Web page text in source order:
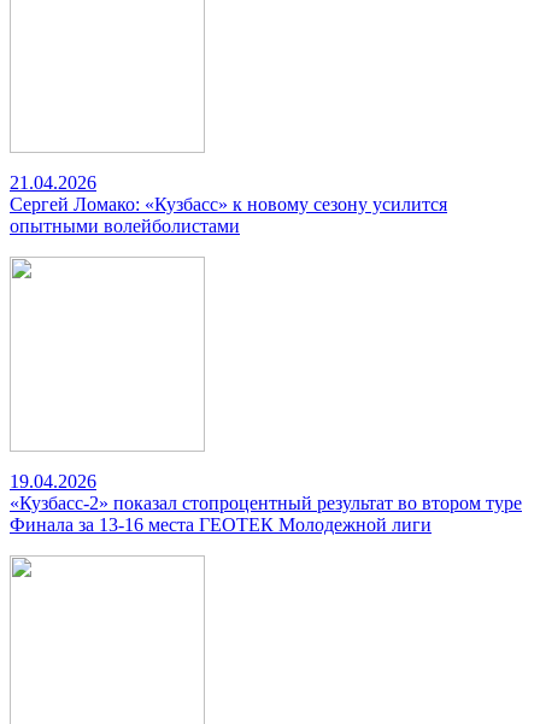
21.04.2026
Сергей Ломако: «Кузбасс» к новому сезону усилится
опытными волейболистами
19.04.2026
«Кузбасс-2» показал стопроцентный результат во втором туре
Финала за 13-16 места ГЕОТЕК Молодежной лиги